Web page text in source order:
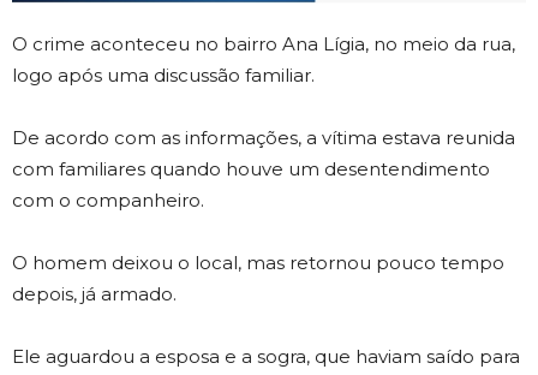
O crime aconteceu no bairro Ana Lígia, no meio da rua,
logo após uma discussão familiar.
De acordo com as informações, a vítima estava reunida
com familiares quando houve um desentendimento
com o companheiro.
O homem deixou o local, mas retornou pouco tempo
depois, já armado.
Ele aguardou a esposa e a sogra, que haviam saído para